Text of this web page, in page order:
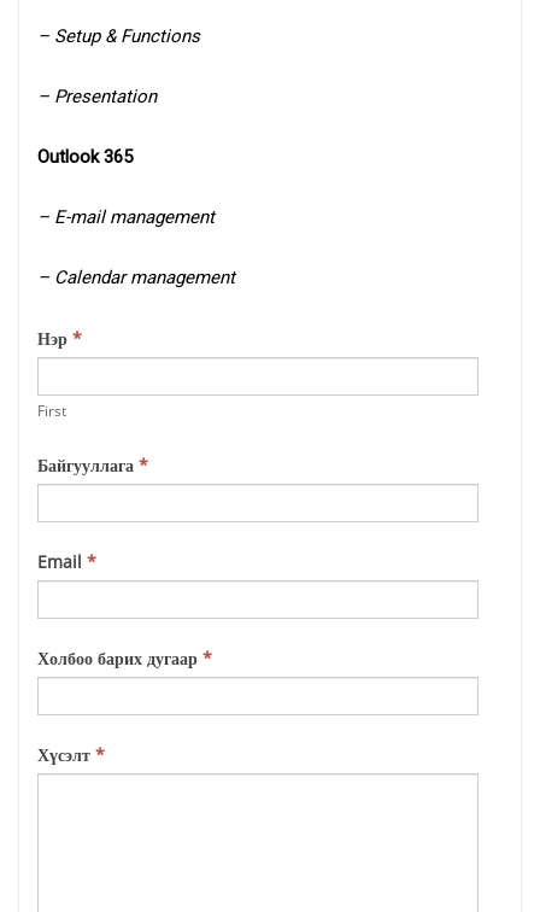
– Setup & Functions
– Presentation
Outlook 365
– E-mail management
– Calendar management
If
you
are
leave
this
field
Нэр *
First
Байгууллага *
Email *
Холбоо барих дугаар *
Хүсэлт *